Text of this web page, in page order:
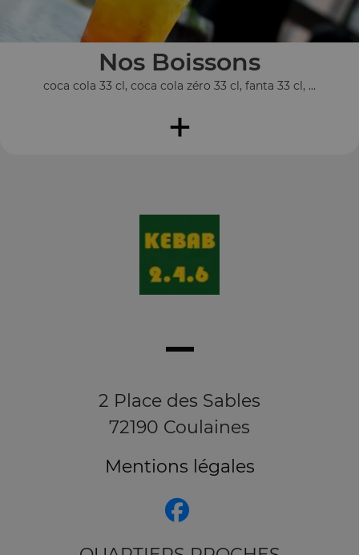
Nos Boissons
coca cola 33 cl, coca cola zéro 33 cl, fanta 33 cl, ...
+
2 Place des Sables
72190 Coulaines
Mentions légales